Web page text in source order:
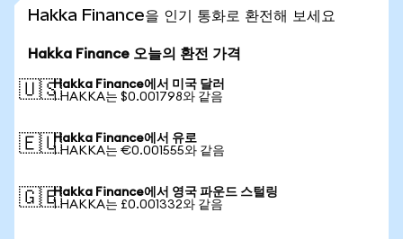
Hakka Finance을 인기 통화로 환전해 보세요
Hakka Finance 오늘의 환전 가격
🇺🇸Hakka Finance에서 미국 달러
1 HAKKA는 $0.001798와 같음
🇪🇺Hakka Finance에서 유로
1 HAKKA는 €0.001555와 같음
🇬🇧Hakka Finance에서 영국 파운드 스털링
1 HAKKA는 £0.001332와 같음